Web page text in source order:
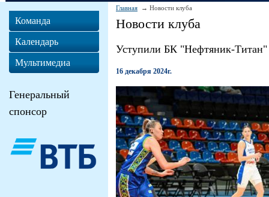
Главная Новости клуба
Новости клуба
Уступили БК "Нефтяник-Титан"
16 декабря 2024г.
Команда
Календарь
Мультимедиа
Генеральный
спонсор